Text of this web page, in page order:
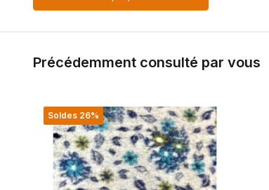
Précédemment consulté par vous
Soldes 26%